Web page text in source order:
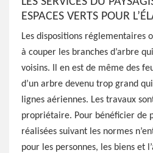
ESPACES VERTS POUR
Les dispositions
à couper les branches d’arbre
voisins. Il en est de même des
d’un arbre devenu trop grand
lignes aériennes. Les travaux
propriétaire. Pour bénéficier de
réalisées suivant les normes
pour les personnes, les biens et